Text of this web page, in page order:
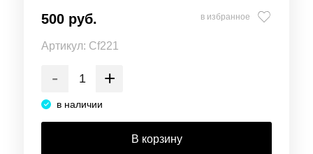
500 руб. в избранное
Артикул: Cf221
- +
в наличии
В корзину